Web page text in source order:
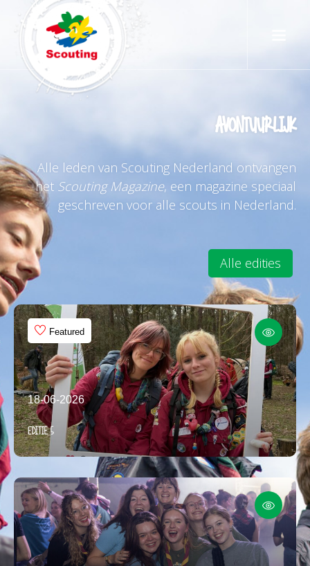
Avontuurlijk
Alle leden van Scouting Nederland ontvangen
het Scouting Magazine, een magazine speciaal
geschreven voor alle scouts in Nederland.
Alle edities
Featured
18-06-2026
Editie 5